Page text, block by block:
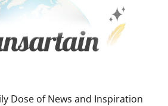
Dose of News and Inspiration